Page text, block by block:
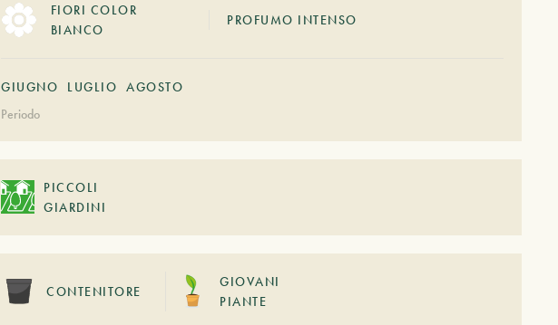
FIORI COLOR
BIANCO
PROFUMO INTENSO
GIUGNO LUGLIO
AGOSTO
Periodo
PICCOLI
GIARDINI
CONTENITORE
GIOVANI
PIANTE